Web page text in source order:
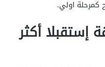
كمرحلة اولي.
إستقبلا أكثر